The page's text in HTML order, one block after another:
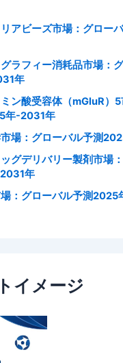
アビーズ市場：グロー
ラフィー消耗品市場：
年
ン酸受容体（mGluR）
年-2031年
場：グローバル予測
グデリバリー製剤市場
年
：グローバル予測
イメージ